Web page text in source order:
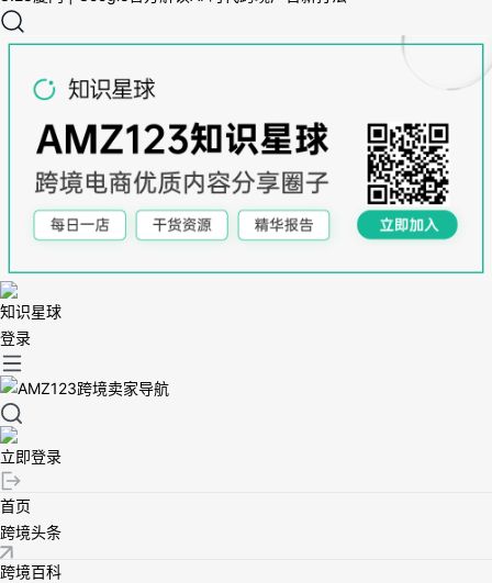
知识星球
登录
立即登录
首页
跨境头条
跨境百科